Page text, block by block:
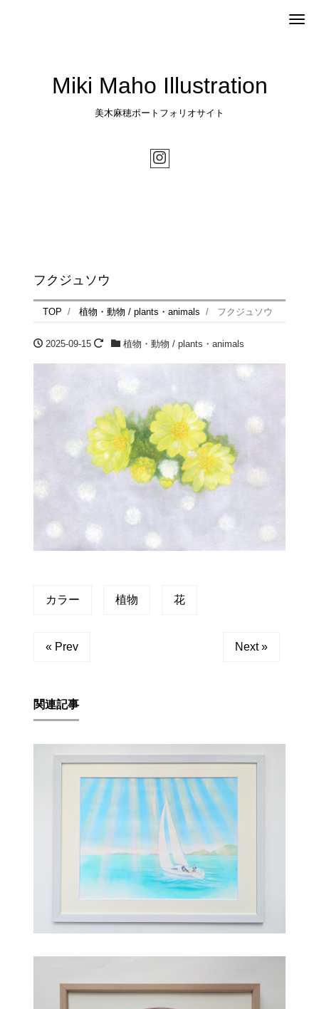
Miki Maho Illustration
美木麻穂ポートフォリオサイト
フクジュソウ
TOP 植物・動物 / plants・animals フクジュソウ
2025-09-15 植物・動物 / plants・animals
カラー 植物 花
« Prev Next »
関連記事